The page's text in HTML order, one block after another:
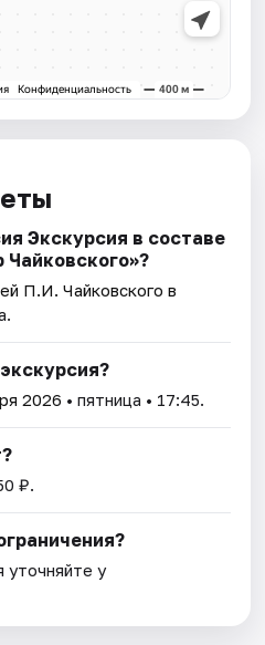
Экскурсия в составе
Чайковского»?
П.И. Чайковского в
2026 • пятница • 17:45.
₽.
уточняйте у